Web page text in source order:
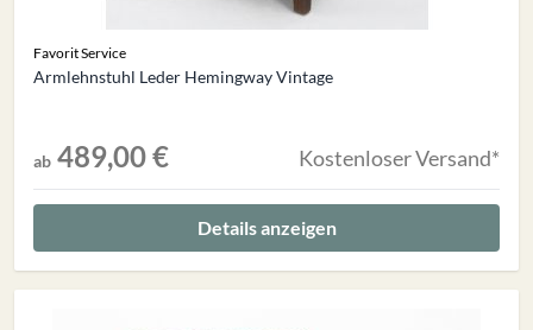
Favorit Service
Armlehnstuhl Leder Hemingway Vintage
ab 489,00 € Kostenloser Versand*
Details anzeigen